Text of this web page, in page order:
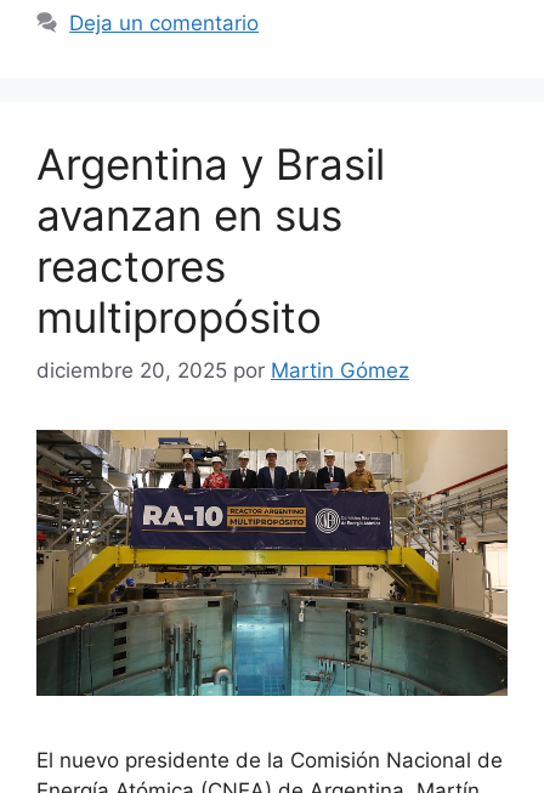
Deja un comentario
Argentina y Brasil
avanzan en sus
reactores
multipropósito
diciembre 20, 2025 por Martin Gómez
El nuevo presidente de la Comisión Nacional de